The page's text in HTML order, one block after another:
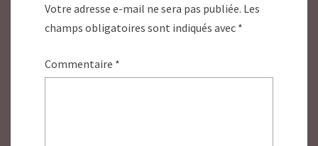
Votre adresse e-mail ne sera pas publiée. Les
champs obligatoires sont indiqués avec *
Commentaire *